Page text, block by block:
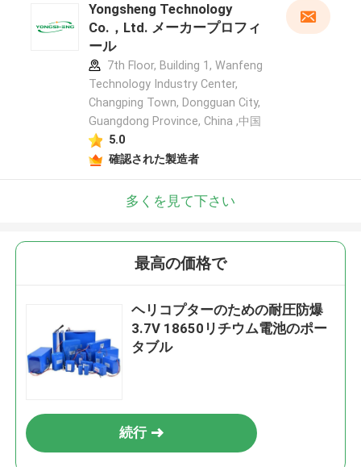
Yongsheng Technology
Co.，Ltd. メーカープロフィ
ール
7th Floor, Building 1, Wanfeng
Technology Industry Center,
Changping Town, Dongguan City,
Guangdong Province, China ,中国
5.0
確認された製造者
多くを見て下さい
最高の価格で
ヘリコプターのための耐圧防爆
3.7V 18650リチウム電池のポー
タブル
続行